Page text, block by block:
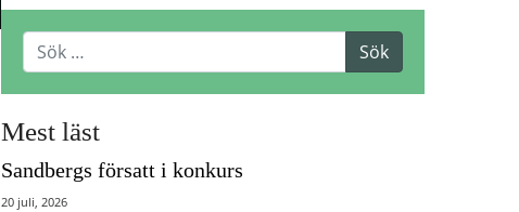
Mest läst
Sandbergs försatt i konkurs
20 juli, 2026